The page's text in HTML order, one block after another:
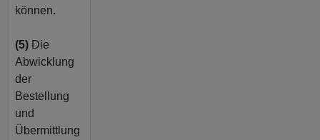
können.
(5) Die
Abwicklung
der
Bestellung
und
Übermittlung